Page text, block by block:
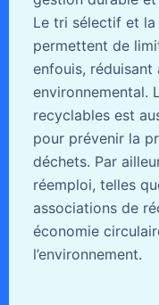
Le tri sélectif et
permettent de
enfouis, réduisant
environnemental.
recyclables est
pour prévenir la
déchets. Par
réemploi, telles
associations de
économie
l’environnement.